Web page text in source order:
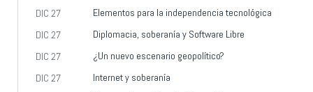
DIC 27
Elementos para la independencia tecnológica
DIC 27
Diplomacia, soberanía y Software Libre
DIC 27
¿Un nuevo escenario geopolítico?
DIC 27
Internet y soberanía